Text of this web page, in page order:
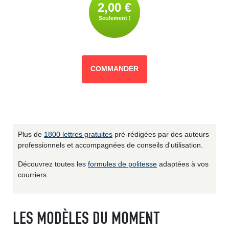
2,00 €
Seulement !
COMMANDER
Plus de 1800 lettres gratuites pré-rédigées par des auteurs
professionnels et accompagnées de conseils d'utilisation.
Découvrez toutes les formules de politesse adaptées à vos
courriers.
LES MODÈLES DU MOMENT